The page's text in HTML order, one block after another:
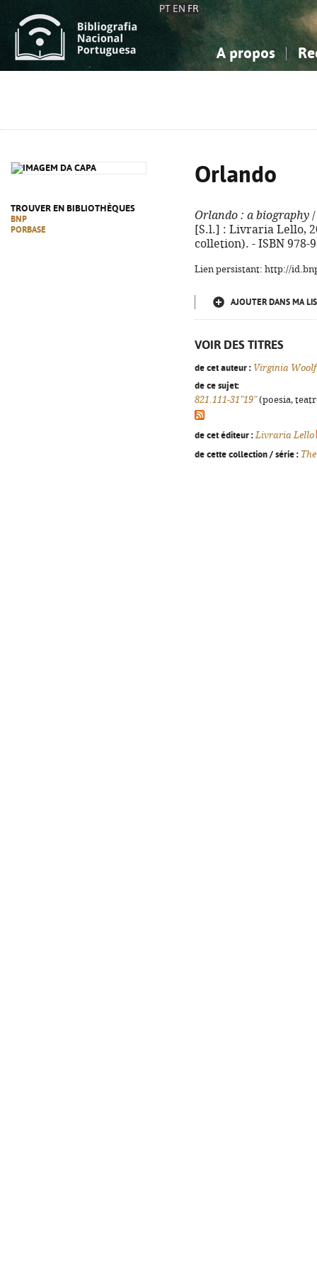
PT EN FR
A propos
TROUVER EN BIBLIOTHÈQUES
BNP
PORBASE
Orlando
Orlando : a biography
[S.l.] : Livraria Lello,
colletion). - ISBN 978-
Lien persistant: http://
AJOUTER DANS MA
VOIR DES TITRES
de cet auteur : Virginia Woolf
de ce sujet:
821.111-31"19"(poesia,
de cet éditeur : Livraria Lello
de cette collection / série :